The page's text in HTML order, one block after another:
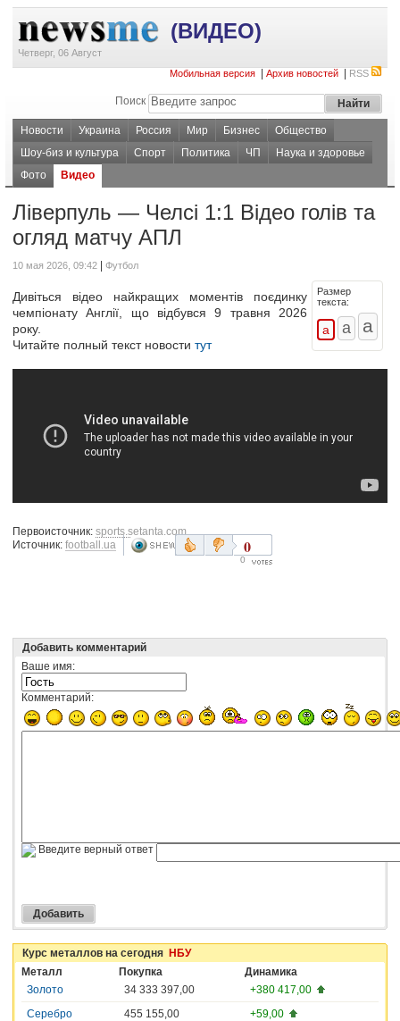
(ВИДЕО)
Четверг, 06 Август
Мобильная версия
Архив новостей RSS
Поиск
Новости Украина Россия Мир Бизнес
Общество
Шоу-биз и культура
Спорт Политика ЧП
Наука и здоровье
Фото
Видео
Ліверпуль — Челсі 1:1 Відео голів та
огляд матчу АПЛ
10 мая 2026, 09:42 Футбол
Размер
текста:
Дивіться відео найкращих моментів поєдинку
чемпіонату Англії, що відбувся 9 травня 2026
року.
Читайте полный текст новости тут
Первоисточник: sports.setanta.com
Источник: football.ua 0
0
Добавить комментарий
Ваше имя:
Комментарий:
Введите верный ответ
Курс металлов на сегодня НБУ
Металл
Покупка
Динамика
Золото
34 333 397,00
+380 417,00
Серебро
455 155,00
+59,00